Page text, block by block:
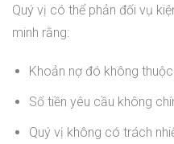
Quý vị có thể phản đối vụ
minh rằng:
Khoản nợ đó không
Số tiền yêu cầu không
Quý vị không có trách